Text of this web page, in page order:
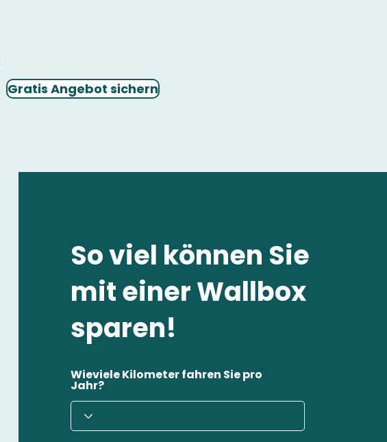
Gratis Angebot sichern
So viel können Sie
mit einer Wallbox
sparen!
Wieviele Kilometer fahren Sie pro
Jahr?